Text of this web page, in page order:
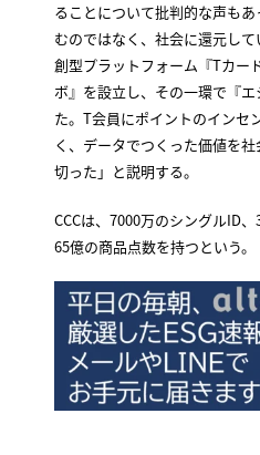
ることについて批判的な声も
むのではなく、社会に還元し
創型プラットフォーム『Tカー
ボ』を設立し、その一環で『
た。T会員にポイントのインセ
く、データでつくった価値を
切った」と説明する。
CCCは、7000万のシングルID、
65億の商品点数を持つという。